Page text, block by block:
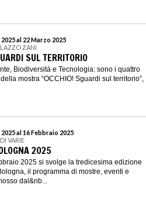
al 22 Marzo 2025
ZANI
SUL TERRITORIO
Biodiversità e Tecnologia: sono i quattro
mostra “OCCHIO! Sguardi sul territorio”,
al 16 Febbraio 2025
VARIE
2025
2025 si svolge la tredicesima edizione
il programma di mostre, eventi e
dal&nb...